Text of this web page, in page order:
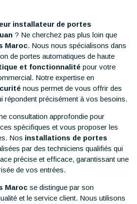
installateur de portes
? Ne cherchez pas plus loin que
Maroc. Nous nous spécialisons dans
de portes automatiques de haute
et fonctionnalité pour votre
Notre expertise en
nous permet de vous offrir des
répondent précisément à vos besoins.
consultation approfondie pour
spécifiques et vous proposer les
Nos installations de portes
par des techniciens qualifiés qui
précise et efficace, garantissant une
de vos entrées.
Maroc se distingue par son
et le service client. Nous utilisons